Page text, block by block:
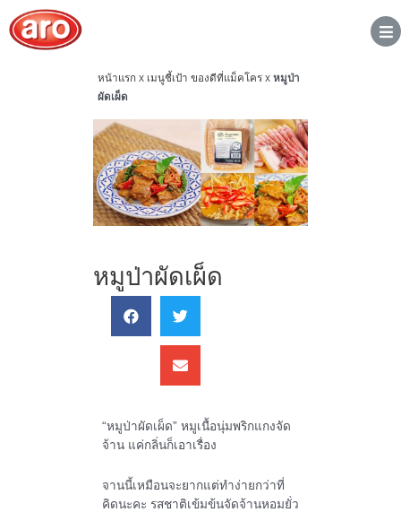
หน้าแรกx เมนูชี้เป้า ของดีที่แม็คโครx หมูป่า
ผัดเผ็ด
หมูป่าผัดเผ็ด
“หมูป่าผัดเผ็ด” หมูเนื้อนุ่มพริกแกงจัด
จ้าน แค่กลิ่นก็เอาเรื่อง
จานนี้เหมือนจะยากแต่ทำง่ายกว่าที่
คิดนะคะ รสชาติเข้มข้นจัดจ้านหอมยั่ว